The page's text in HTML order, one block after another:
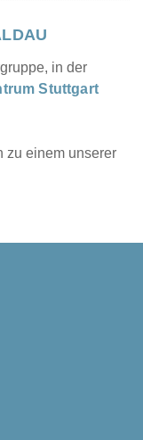
in der
Stuttgart
zu einem unserer